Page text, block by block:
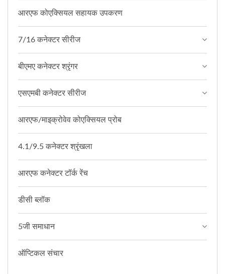
आरएफ कोएक्सियल सहायक उपकरण
7/16 कनेक्टर सीरीज
बीएमए कनेक्टर श्रृंगर
एसएमबी कनेक्टर सीरीज
आरएफ/माइक्रोवेव कोएक्सियल प्रोब
4.1/9.5 कनेक्टर श्रृंखला
आरएफ कनेक्टर टॉर्क रेंच
डीसी ब्लॉक
5जी समाधान
ऑप्टिकल संचार